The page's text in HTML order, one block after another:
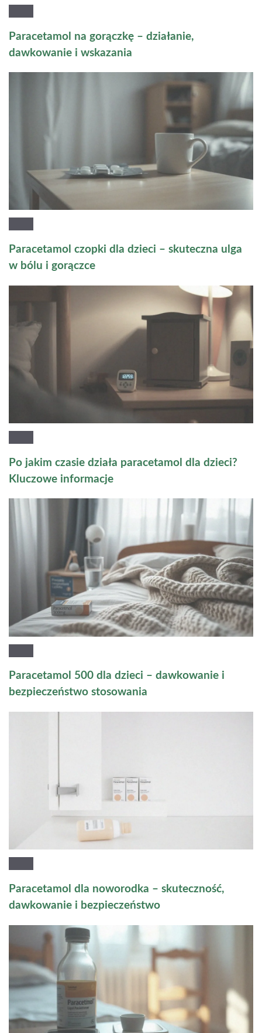
Paracetamol na gorączkę – działanie,
dawkowanie i wskazania
Paracetamol czopki dla dzieci – skuteczna ulga
w bólu i gorączce
Po jakim czasie działa paracetamol dla dzieci?
Kluczowe informacje
Paracetamol 500 dla dzieci – dawkowanie i
bezpieczeństwo stosowania
Paracetamol dla noworodka – skuteczność,
dawkowanie i bezpieczeństwo